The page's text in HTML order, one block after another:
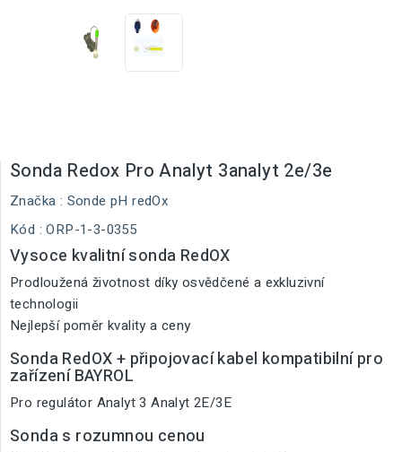
Sonda Redox Pro Analyt 3analyt 2e/3e
Značka : Sonde pH redOx
Kód : ORP-1-3-0355
Vysoce kvalitní sonda RedOX
Prodloužená životnost díky osvědčené a exkluzivní
technologii
Nejlepší poměr kvality a ceny
Sonda RedOX + připojovací kabel kompatibilní pro
zařízení BAYROL
Pro regulátor Analyt 3 Analyt 2E/3E
Sonda s rozumnou cenou